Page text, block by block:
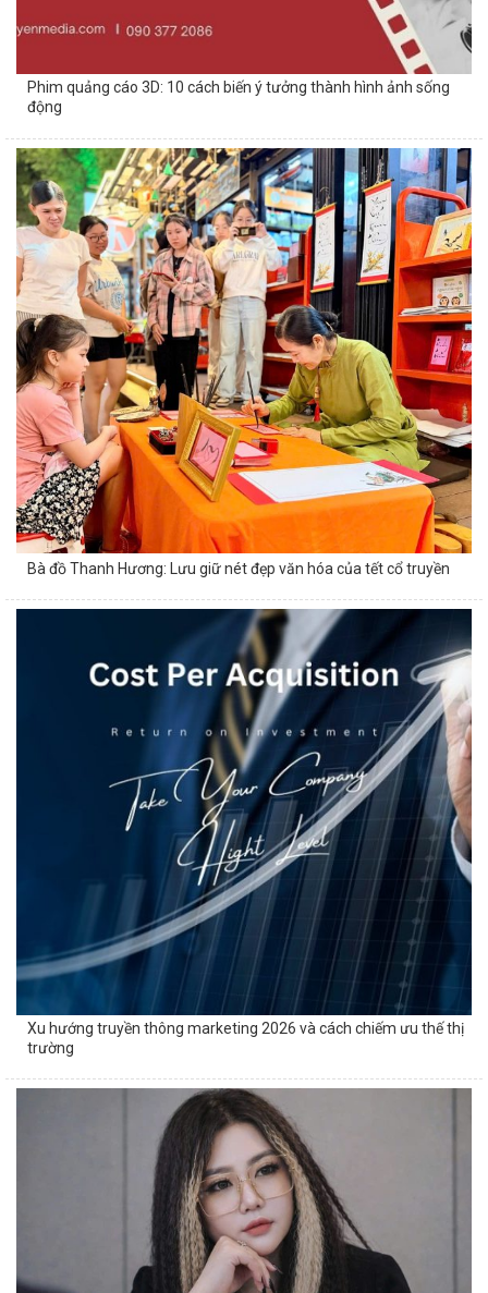
Phim quảng cáo 3D: 10 cách biến ý tưởng thành hình ảnh sống
động
Bà đồ Thanh Hương: Lưu giữ nét đẹp văn hóa của tết cổ truyền
Xu hướng truyền thông marketing 2026 và cách chiếm ưu thế thị
trường